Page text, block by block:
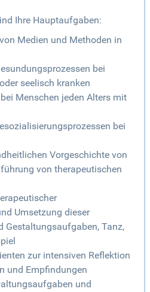
Ihre Hauptaufgaben:
Medien und Methoden in
bei
seelisch kranken
Menschen jeden Alters mit
bei
Vorgeschichte von
von therapeutischen
Umsetzung dieser
Gestaltungsaufgaben, Tanz,
zur intensiven Reflektion
und Empfindungen
und